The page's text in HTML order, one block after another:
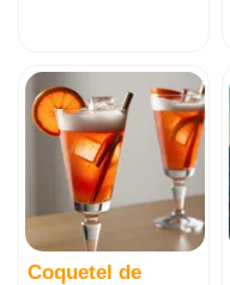
Coquetel de